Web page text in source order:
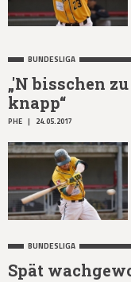
BUNDESLIGA
„'N bisschen
knapp“
PHE | 24.05.2017
BUNDESLIGA
Spät